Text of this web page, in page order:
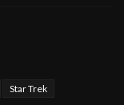
Star Trek